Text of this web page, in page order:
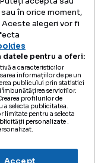
rezervate
în orice moment,
alegeri vor fi
pentru a oferi:
a caracteristicilor
informațiilor de pe un
publicului prin statistici
îmbunătățirea serviciilor.
profilurilor de
a selecta publicitatea.
limitate pentru a selecta
personalizate .
Accept